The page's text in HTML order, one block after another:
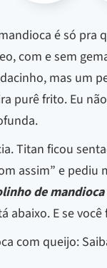
é só
com e sem
mas um
purê frito. Eu
Titan ficou
assim” e
de
abaixo. E se
com queijo: